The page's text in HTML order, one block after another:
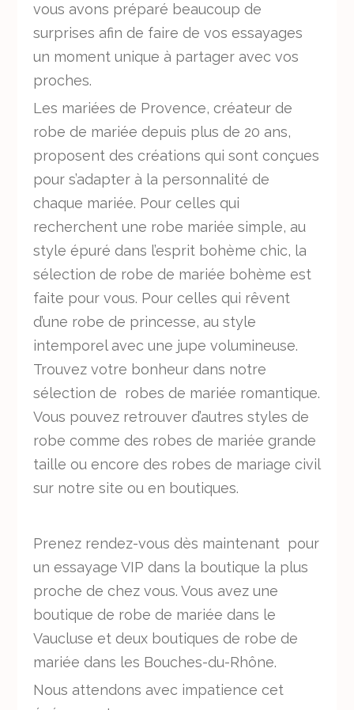
vous avons préparé beaucoup de
surprises afin de faire de vos essayages
un moment unique à partager avec vos
proches.
Les mariées de Provence, créateur de
robe de mariée depuis plus de 20 ans,
proposent des créations qui sont conçues
pour s’adapter à la personnalité de
chaque mariée. Pour celles qui
recherchent une robe mariée simple, au
style épuré dans l’esprit bohème chic, la
sélection de robe de mariée bohème est
faite pour vous. Pour celles qui rêvent
d’une robe de princesse, au style
intemporel avec une jupe volumineuse.
Trouvez votre bonheur dans notre
sélection de robes de mariée romantique.
Vous pouvez retrouver d’autres styles de
robe comme des robes de mariée grande
taille ou encore des robes de mariage civil
sur notre site ou en boutiques.
Prenez rendez-vous dès maintenant pour
un essayage VIP dans la boutique la plus
proche de chez vous. Vous avez une
boutique de robe de mariée dans le
Vaucluse et deux boutiques de robe de
mariée dans les Bouches-du-Rhône.
Nous attendons avec impatience cet